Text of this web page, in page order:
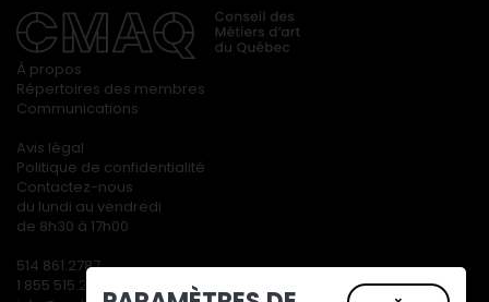
À propos
Répertoires des membres
Communications
Avis légal
Politique de confidentialité
Contactez-nous
du lundi au vendredi
de 8h30 à 17h00
514 861.2787
1 855 515.2787